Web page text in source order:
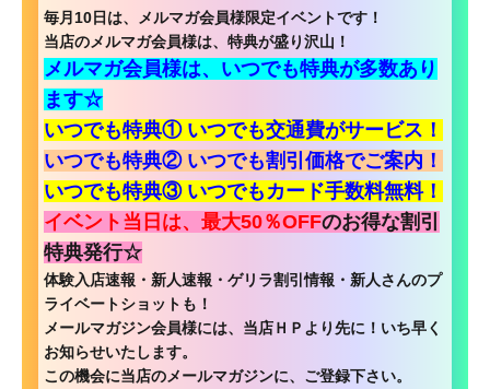
毎月10日は、メルマガ会員様限定イベントです！
当店のメルマガ会員様は、特典が盛り沢山！
メルマガ会員様は、 いつでも特典が多数あり
ます☆
いつでも特典① いつでも交通費がサービス！
いつでも特典② いつでも割引価格でご案内！
いつでも特典③ いつでもカード手数料無料！
イベント当日は、最大50％OFFのお得な割引
特典発行☆
体験入店速報・新人速報・ゲリラ割引情報・新人さんのプ
ライベートショットも！
メールマガジン会員様には、当店ＨＰより先に！いち早く
お知らせいたします。
この機会に当店のメールマガジンに、ご登録下さい。